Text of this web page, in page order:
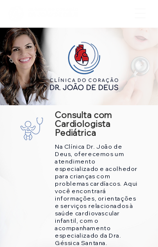
Consulta com
Cardiologista
Pediátrica
Na Clínica Dr. João de
Deus, oferecemos um
atendimento
especializado e acolhedor
para crianças com
problemas cardíacos. Aqui
você encontrará
informações, orientações
e serviços relacionados à
saúde cardiovascular
infantil, com o
acompanhamento
especializado da Dra.
Géssica Santana.